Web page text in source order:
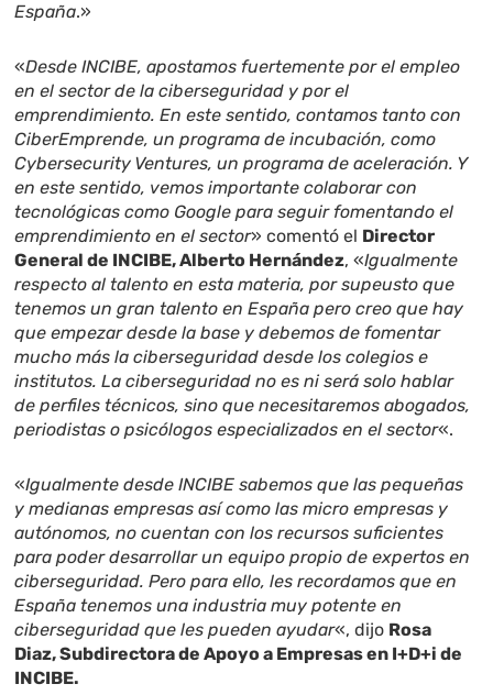
España.»
«Desde INCIBE, apostamos fuertemente por el empleo
en el sector de la ciberseguridad y por el
emprendimiento. En este sentido, contamos tanto con
CiberEmprende, un programa de incubación, como
Cybersecurity Ventures, un programa de aceleración. Y
en este sentido, vemos importante colaborar con
tecnológicas como Google para seguir fomentando el
emprendimiento en el sector» comentó el Director
General de INCIBE, Alberto Hernández, «Igualmente
respecto al talento en esta materia, por supeusto que
tenemos un gran talento en España pero creo que hay
que empezar desde la base y debemos de fomentar
mucho más la ciberseguridad desde los colegios e
institutos. La ciberseguridad no es ni será solo hablar
de perfiles técnicos, sino que necesitaremos abogados,
periodistas o psicólogos especializados en el sector«.
«Igualmente desde INCIBE sabemos que las pequeñas
y medianas empresas así como las micro empresas y
autónomos, no cuentan con los recursos suficientes
para poder desarrollar un equipo propio de expertos en
ciberseguridad. Pero para ello, les recordamos que en
España tenemos una industria muy potente en
ciberseguridad que les pueden ayudar«, dijo Rosa
Diaz, Subdirectora de Apoyo a Empresas en I+D+i de
INCIBE.